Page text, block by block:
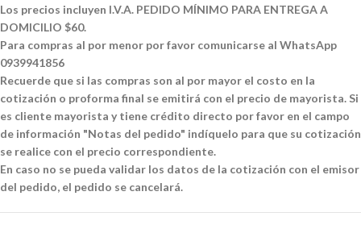
Los precios incluyen I.V.A. PEDIDO MÍNIMO PARA ENTREGA A
DOMICILIO $60.
Para compras al por menor por favor comunicarse al WhatsApp
0939941856
Recuerde que si las compras son al por mayor el costo en la
cotización o proforma final se emitirá con el precio de mayorista. Si
es cliente mayorista y tiene crédito directo por favor en el campo
de información "Notas del pedido" indíquelo para que su cotización
se realice con el precio correspondiente.
En caso no se pueda validar los datos de la cotización con el emisor
del pedido, el pedido se cancelará.